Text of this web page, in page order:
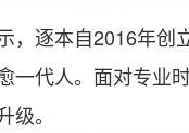
，逐本自2016年创
一代人。面对专业
。